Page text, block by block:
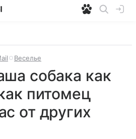
Веселье
собака как
питомец
от других